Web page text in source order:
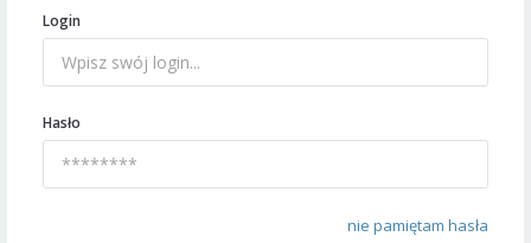
Login
Hasło
nie pamiętam hasła